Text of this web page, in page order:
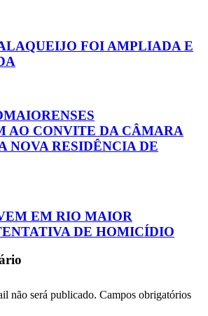
FOI AMPLIADA E
AO CONVITE DA CÂMARA
NOVA RESIDÊNCIA DE
EM RIO MAIOR
DE HOMICÍDIO
não será publicado. Campos obrigatórios